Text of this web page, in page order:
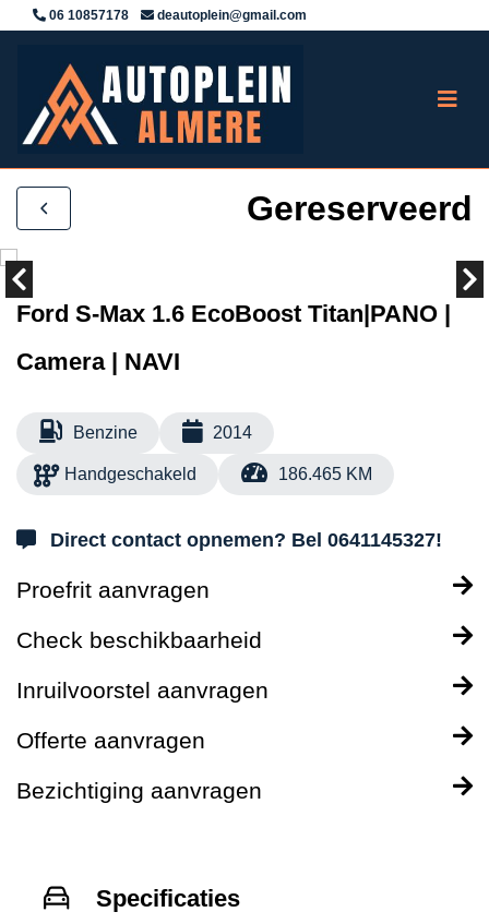
06 10857178 deautoplein@gmail.com
Gereserveerd
Ford S-Max 1.6 EcoBoost Titan|PANO |
Camera | NAVI
Benzine 2014
Handgeschakeld 186.465 KM
Direct contact opnemen? Bel 0641145327!
Proefrit aanvragen
Check beschikbaarheid
Inruilvoorstel aanvragen
Offerte aanvragen
Bezichtiging aanvragen
Specificaties